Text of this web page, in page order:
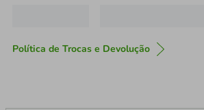
Política de Trocas e Devolução